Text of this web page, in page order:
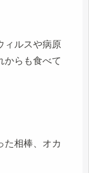
ィルスや病原
からも食べて
た相棒、オカ